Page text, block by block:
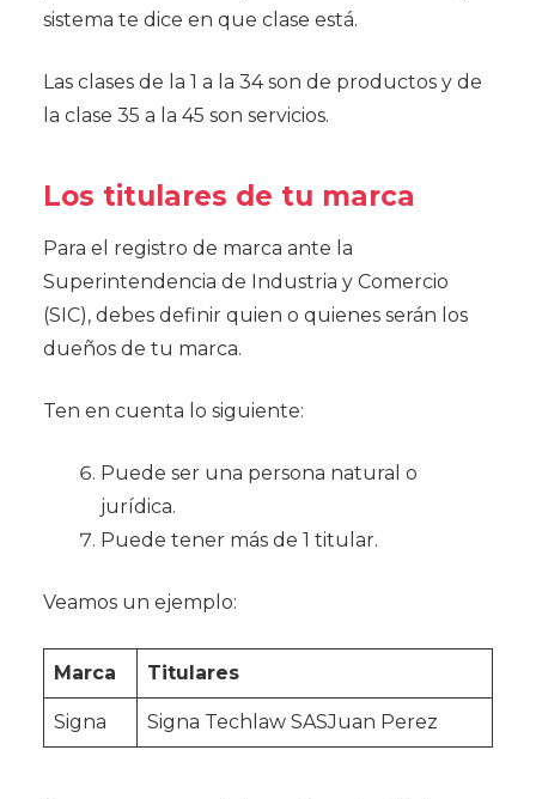
sistema te dice en que clase está.
Las clases de la 1 a la 34 son de productos y de
la clase 35 a la 45 son servicios.
Los titulares de tu marca
Para el registro de marca ante la
Superintendencia de Industria y Comercio
(SIC), debes definir quien o quienes serán los
dueños de tu marca.
Ten en cuenta lo siguiente:
Puede ser una persona natural o
jurídica.
Puede tener más de 1 titular.
Veamos un ejemplo:
Marca Titulares
Signa Signa Techlaw SASJuan Perez